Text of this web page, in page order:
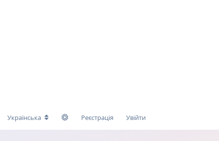
Українська Реєстрація Увійти